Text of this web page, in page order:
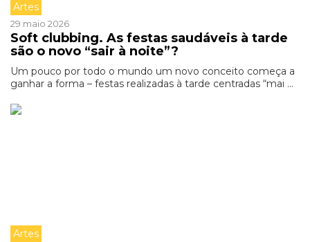
Artes
29 maio 2026
Soft clubbing. As festas saudáveis à tarde
são o novo “sair à noite”?
Um pouco por todo o mundo um novo conceito começa a
ganhar a forma – festas realizadas à tarde centradas “mai ...
Artes